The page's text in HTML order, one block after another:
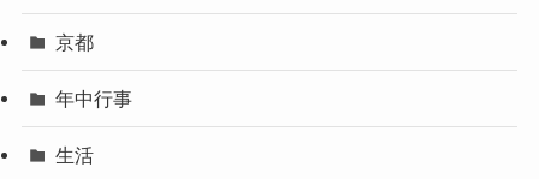
京都
年中行事
生活